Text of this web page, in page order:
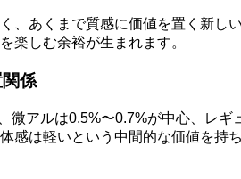
、あくまで質感に価値を置く新し
楽しむ余裕が生まれます。
係
微アルは0.5%〜0.7%が中心、レギ
感は軽いという中間的な価値を持ち